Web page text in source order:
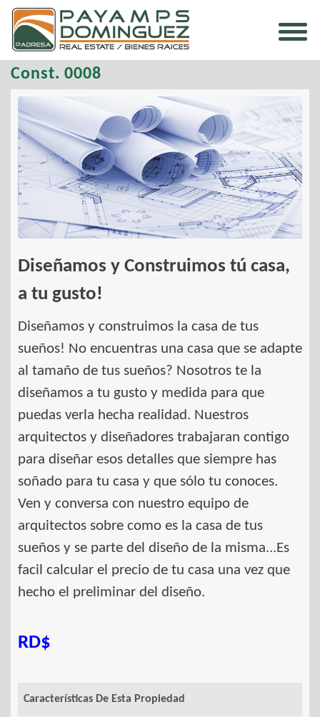
Const. 0008
Diseñamos y Construimos tú casa,
a tu gusto!
Diseñamos y construimos la casa de tus
sueños! No encuentras una casa que se adapte
al tamaño de tus sueños? Nosotros te la
diseñamos a tu gusto y medida para que
puedas verla hecha realidad. Nuestros
arquitectos y diseñadores trabajaran contigo
para diseñar esos detalles que siempre has
soñado para tu casa y que sólo tu conoces.
Ven y conversa con nuestro equipo de
arquitectos sobre como es la casa de tus
sueños y se parte del diseño de la misma...Es
facil calcular el precio de tu casa una vez que
hecho el preliminar del diseño.
RD$
Características De Esta Propiedad